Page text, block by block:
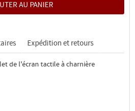
Expédition et retours
de l'écran tactile à charnière